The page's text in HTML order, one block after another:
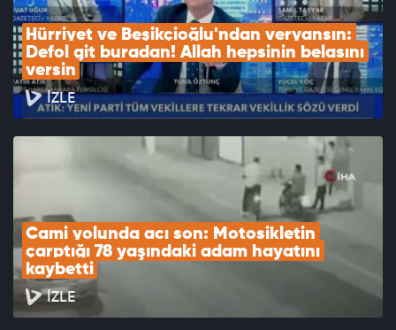
Hürriyet ve Beşikçioğlu'ndan veryansın:
Defol git buradan! Allah hepsinin belasını
versin
İZLE
Cami yolunda acı son: Motosikletin
çarptığı 78 yaşındaki adam hayatını
kaybetti
İZLE